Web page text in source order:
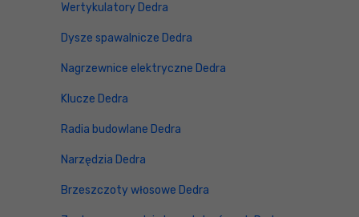
Wertykulatory Dedra
Dysze spawalnicze Dedra
Nagrzewnice elektryczne Dedra
Klucze Dedra
Radia budowlane Dedra
Narzędzia Dedra
Brzeszczoty włosowe Dedra